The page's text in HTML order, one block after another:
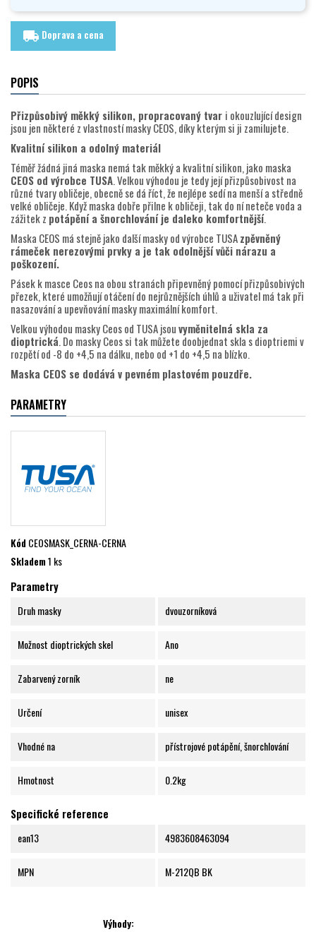
local_shipping Doprava a cena
POPIS
Přizpůsobivý měkký silikon, propracovaný tvar i okouzlující design
jsou jen některé z vlastností masky CEOS, díky kterým si ji zamilujete.
Kvalitní silikon a odolný materiál
Téměř žádná jiná maska nemá tak měkký a kvalitní silikon, jako maska
CEOS od výrobce TUSA. Velkou výhodou je tedy její přizpůsobivost na
různé tvary obličeje, obecně se dá říct, že nejlépe sedí na menší a středně
velké obličeje. Když maska dobře přilne k obličeji, tak do ní neteče voda a
zážitek z potápění a šnorchlování je daleko komfortnější.
Maska CEOS má stejně jako další masky od výrobce TUSAzpěvněný
rámeček nerezovými prvky a je tak odolnější vůči nárazu a
poškození.
Pásek k masce Ceos na obou stranách připevněný pomocí přizpůsobivých
přezek, které umožňují otáčení do nejrůznějších úhlů a uživatel má tak při
nasazování a upevňování masky maximální komfort.
Velkou výhodou masky Ceos od TUSA jsouvyměnitelná skla za
dioptrická. Do masky Ceos si tak můžete doobjednat skla s dioptriemi v
rozpětí od -8 do +4,5 na dálku, nebo od +1 do +4,5 na blízko.
Maska CEOS se dodává v pevném plastovém pouzdře.
PARAMETRY
KódCEOSMASK_CERNA-CERNA
Skladem1 ks
Parametry
Druh masky dvouzorníková
Možnost dioptrických skel Ano
Zabarvený zorník ne
Určení unisex
Vhodné na přístrojové potápění, šnorchlování
Hmotnost 0.2kg
Specifické reference
ean13 4983608463094
MPN M-212QB BK
Výhody: